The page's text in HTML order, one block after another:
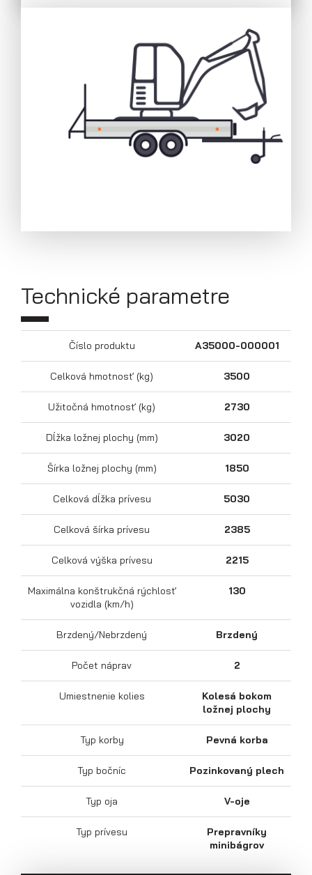
Prepravníky motocyklov
Výklopné prívesy
Technické parametre
Číslo produktu A35000-000001
Celková hmotnosť (kg) 3500
Užitočná hmotnosť (kg) 2730
Dĺžka ložnej plochy (mm) 3020
Šírka ložnej plochy (mm) 1850
Celková dĺžka prívesu 5030
Celková šírka prívesu 2385
Celková výška prívesu 2215
Maximálna konštrukčná rýchlosť
vozidla (km/h)
130
Brzdený/Nebrzdený Brzdený
Počet náprav 2
Umiestnenie kolies
Kolesá bokom
ložnej plochy
Typ korby Pevná korba
Typ bočníc Pozinkovaný plech
Typ oja V-oje
Typ prívesu
Prepravníky
minibágrov